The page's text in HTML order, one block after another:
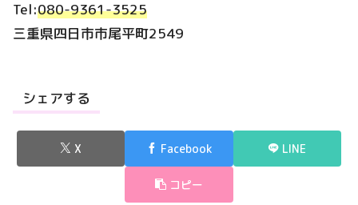
Tel:080-9361-3525
三重県四日市市尾平町2549
シェアする
X Facebook LINE
コピー